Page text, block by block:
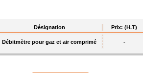
Désignation Prix: (H.T)
Débitmètre pour gaz et air comprimé -